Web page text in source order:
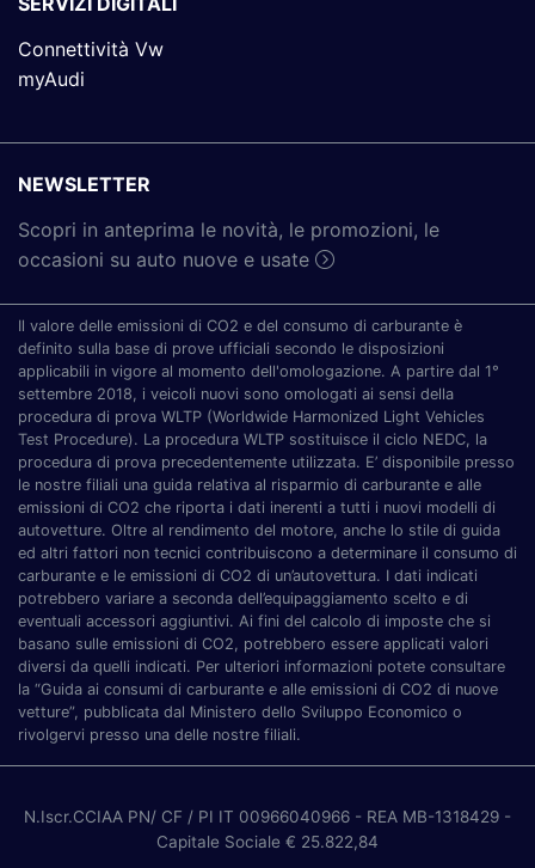
Connettività Vw
myAudi
NEWSLETTER
Scopri in anteprima le novità, le promozioni, le
occasioni su auto nuove e usate
Il valore delle emissioni di CO2 e del consumo di carburante è
definito sulla base di prove ufficiali secondo le disposizioni
applicabili in vigore al momento dell'omologazione. A partire dal 1°
settembre 2018, i veicoli nuovi sono omologati ai sensi della
procedura di prova WLTP (Worldwide Harmonized Light Vehicles
Test Procedure). La procedura WLTP sostituisce il ciclo NEDC, la
procedura di prova precedentemente utilizzata. E’ disponibile presso
le nostre filiali una guida relativa al risparmio di carburante e alle
emissioni di CO2 che riporta i dati inerenti a tutti i nuovi modelli di
autovetture. Oltre al rendimento del motore, anche lo stile di guida
ed altri fattori non tecnici contribuiscono a determinare il consumo di
carburante e le emissioni di CO2 di un’autovettura. I dati indicati
potrebbero variare a seconda dell’equipaggiamento scelto e di
eventuali accessori aggiuntivi. Ai fini del calcolo di imposte che si
basano sulle emissioni di CO2, potrebbero essere applicati valori
diversi da quelli indicati. Per ulteriori informazioni potete consultare
la “Guida ai consumi di carburante e alle emissioni di CO2 di nuove
vetture”, pubblicata dal Ministero dello Sviluppo Economico o
rivolgervi presso una delle nostre filiali.
N.Iscr.CCIAA PN/ CF / PI IT 00966040966 - REA MB-1318429 -
Capitale Sociale € 25.822,84